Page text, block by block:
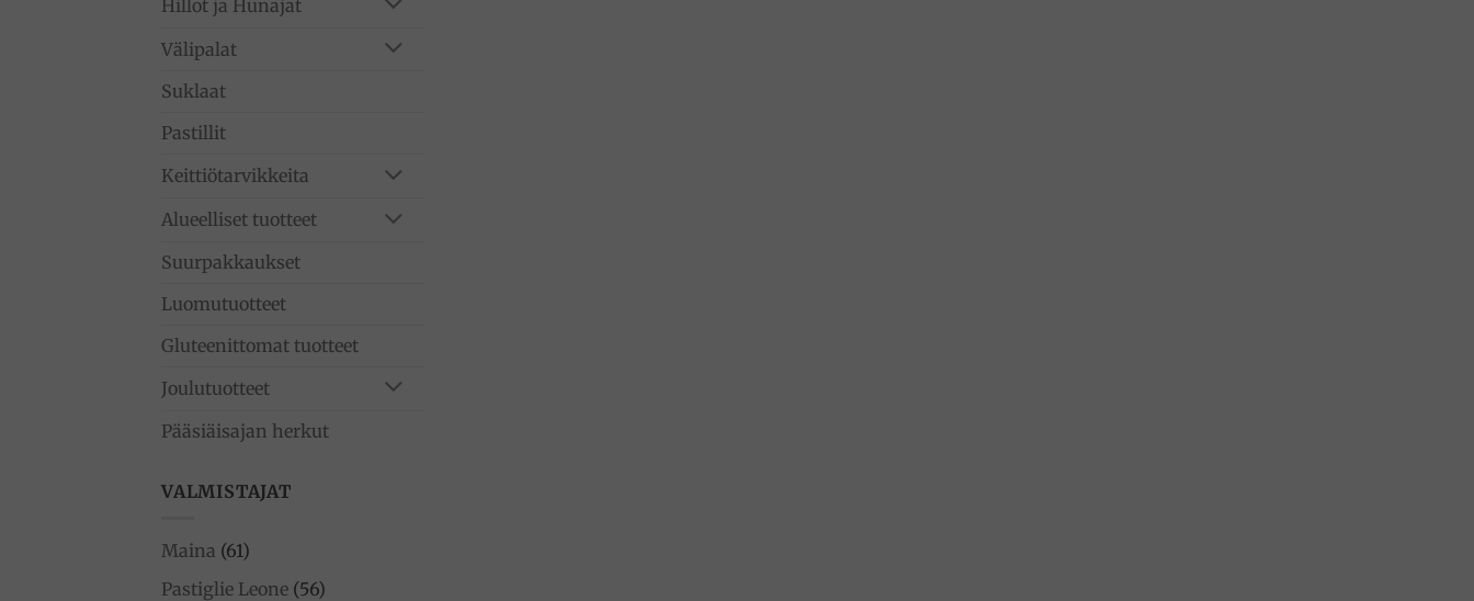
Hillot ja Hunajat
Välipalat
Suklaat
Pastillit
Keittiötarvikkeita
Alueelliset tuotteet
Suurpakkaukset
Luomutuotteet
Gluteenittomat tuotteet
Joulutuotteet
Pääsiäisajan herkut
VALMISTAJAT
Maina (61)
Pastiglie Leone (56)